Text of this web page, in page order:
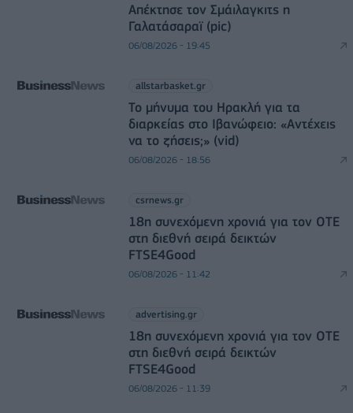
Απέκτησε τον Σμάιλαγκιτς η
Γαλατάσαραϊ (pic)
06/08/2026 - 19:45
allstarbasket.gr
Το μήνυμα του Ηρακλή για τα
διαρκείας στο Ιβανώφειο: «Αντέχεις
να το ζήσεις;» (vid)
06/08/2026 - 18:56
csrnews.gr
18η συνεχόμενη χρονιά για τον ΟΤΕ
στη διεθνή σειρά δεικτών
FTSE4Good
06/08/2026 - 11:42
advertising.gr
18η συνεχόμενη χρονιά για τον ΟΤΕ
στη διεθνή σειρά δεικτών
FTSE4Good
06/08/2026 - 11:39